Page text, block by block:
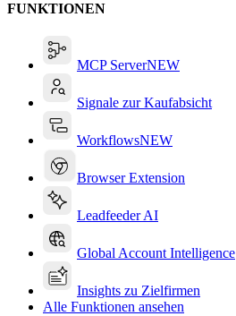
FUNKTIONEN
MCP ServerNEW
Signale zur Kaufabsicht
WorkflowsNEW
Browser Extension
Leadfeeder AI
Global Account Intelligence
Insights zu Zielfirmen
Alle Funktionen ansehen